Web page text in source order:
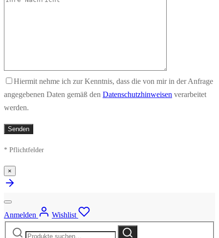
Hiermit nehme ich zur Kenntnis, dass die von mir in der Anfrage
angegebenen Daten gemäß den Datenschutzhinweisen verarbeitet
werden.
* Pflichtfelder
×
Anmelden
Wishlist
Suche
Suche